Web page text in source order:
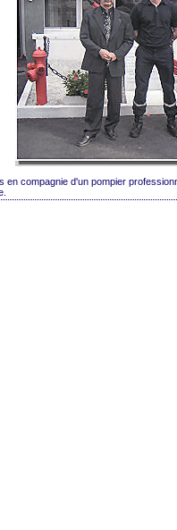
en compagnie d'un pompier